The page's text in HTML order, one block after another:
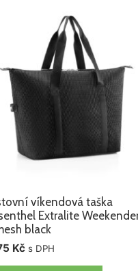
víkendová taška
Extralite
black
Kč s DPH